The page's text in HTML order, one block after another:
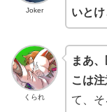
Joker
いとけ
くられ
まあ
こは
て、